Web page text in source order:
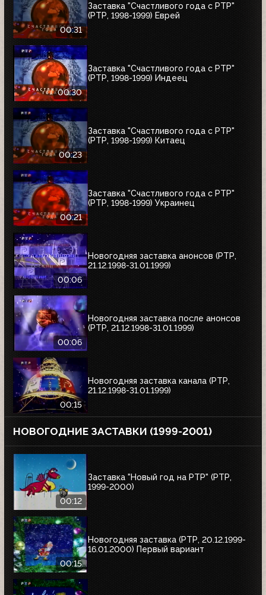
00:31
Заставка "Счастливого года с РТР"
(РТР, 1998-1999) Еврей
00:30
Заставка "Счастливого года с РТР"
(РТР, 1998-1999) Индеец
00:23
Заставка "Счастливого года с РТР"
(РТР, 1998-1999) Китаец
00:21
Заставка "Счастливого года с РТР"
(РТР, 1998-1999) Украинец
00:06
Новогодняя заставка анонсов (РТР,
21.12.1998-31.01.1999)
00:06
Новогодняя заставка после анонсов
(РТР, 21.12.1998-31.01.1999)
00:15
Новогодняя заставка канала (РТР,
21.12.1998-31.01.1999)
НОВОГОДНИЕ ЗАСТАВКИ (1999-2001)
00:12
Заставка "Новый год на РТР" (РТР,
1999-2000)
00:15
Новогодняя заставка (РТР, 20.12.1999-
16.01.2000) Первый вариант